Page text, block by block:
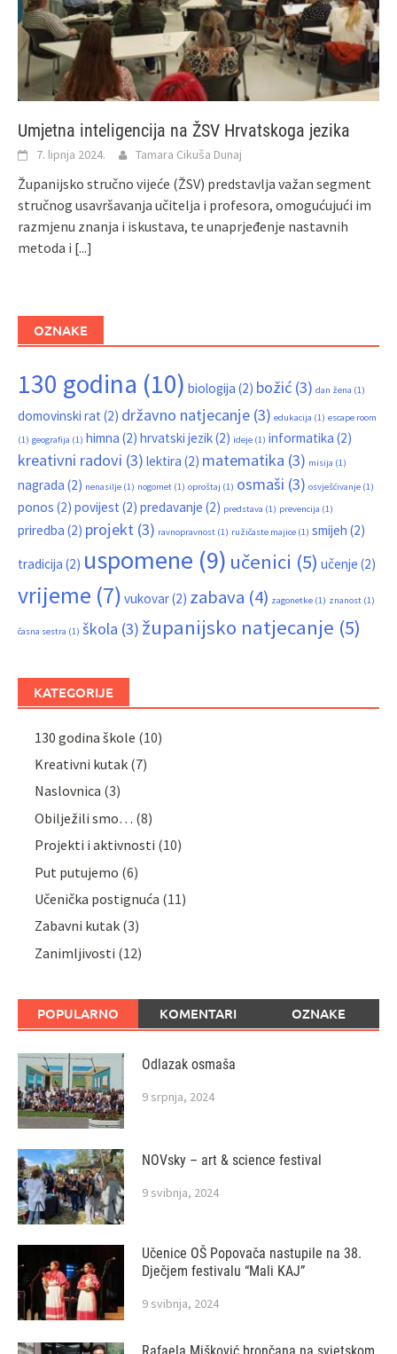
Umjetna inteligencija na ŽSV Hrvatskoga jezika
7. lipnja 2024. Tamara Cikuša Dunaj
Županijsko stručno vijeće (ŽSV) predstavlja važan segment
stručnog usavršavanja učitelja i profesora, omogućujući im
razmjenu znanja i iskustava, te unaprjeđenje nastavnih
metoda i [...]
OZNAKE
130 godina (10) biologija (2) božić (3) dan žena (1)
domovinski rat (2) državno natjecanje (3) edukacija (1) escape room
(1) geografija (1) himna (2) hrvatski jezik(2) ideje (1) informatika (2)
kreativni radovi (3) lektira (2) matematika (3) misija (1)
nagrada (2) nenasilje (1) nogomet (1) oproštaj (1) osmaši (3) osvješćivanje (1)
ponos (2) povijest (2) predavanje (2) predstava (1) prevencija (1)
priredba (2) projekt (3) ravnopravnost (1) ružičaste majice (1) smijeh (2)
tradicija (2) uspomene (9) učenici (5) učenje (2)
vrijeme (7) vukovar(2) zabava (4) zagonetke (1) znanost (1)
časna sestra (1) škola (3) županijsko natjecanje (5)
KATEGORIJE
130 godina škole (10)
Kreativni kutak (7)
Naslovnica (3)
Obilježili smo… (8)
Projekti i aktivnosti (10)
Put putujemo (6)
Učenička postignuća (11)
Zabavni kutak (3)
Zanimljivosti (12)
POPULARNO KOMENTARI OZNAKE
Odlazak osmaša
9 srpnja, 2024
NOVsky – art & science festival
9 svibnja, 2024
Učenice OŠ Popovača nastupile na 38.
Dječjem festivalu “Mali KAJ”
9 svibnja, 2024